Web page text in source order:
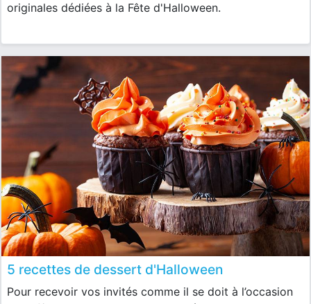
originales dédiées à la Fête d'Halloween.
5 recettes de dessert d'Halloween
Pour recevoir vos invités comme il se doit à l’occasion